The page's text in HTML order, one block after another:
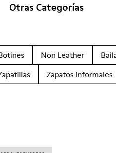
Otras Categorías
Non Leather
Zapatos informales